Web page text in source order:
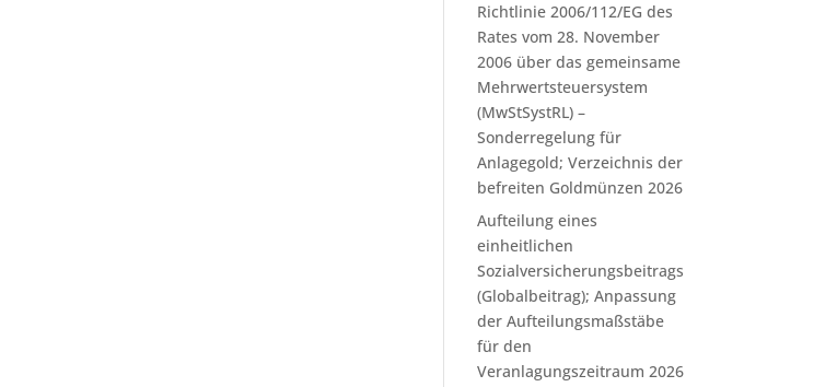
Richtlinie 2006/112/EG des
Rates vom 28. November
2006 über das gemeinsame
Mehrwertsteuersystem
(MwStSystRL) –
Sonderregelung für
Anlagegold; Verzeichnis der
befreiten Goldmünzen 2026
Aufteilung eines
einheitlichen
Sozialversicherungsbeitrags
(Globalbeitrag); Anpassung
der Aufteilungsmaßstäbe
für den
Veranlagungszeitraum 2026